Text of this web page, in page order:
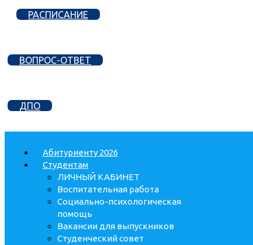
РАСПИСАНИЕ
ВОПРОС-ОТВЕТ
ДПО
Абитуриенту 2026
Студентам
ЛИЧНЫЙ КАБИНЕТ
Воспитательная работа
Социально-психологическая
помощь
Вакансии для выпускников
Студенческий совет